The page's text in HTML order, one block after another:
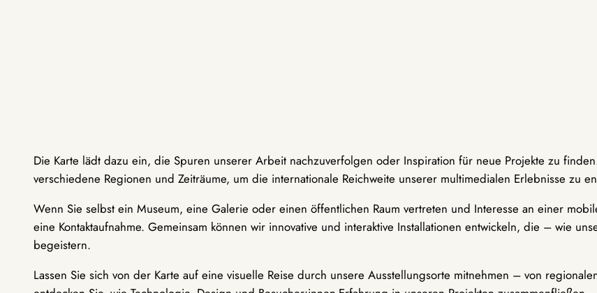
Die Karte lädt dazu ein, die Spuren unserer Arbeit nachzuverfolgen oder Inspiration für neue Projekte zu
verschiedene Regionen und Zeiträume, um die internationale Reichweite unserer multimedialen Erlebnisse zu
Wenn Sie selbst ein Museum, eine Galerie oder einen öffentlichen Raum vertreten und Interesse an einer
eine Kontaktaufnahme. Gemeinsam können wir innovative und interaktive Installationen entwickeln, die – wie
begeistern.
Lassen Sie sich von der Karte auf eine visuelle Reise durch unsere Ausstellungsorte mitnehmen – von